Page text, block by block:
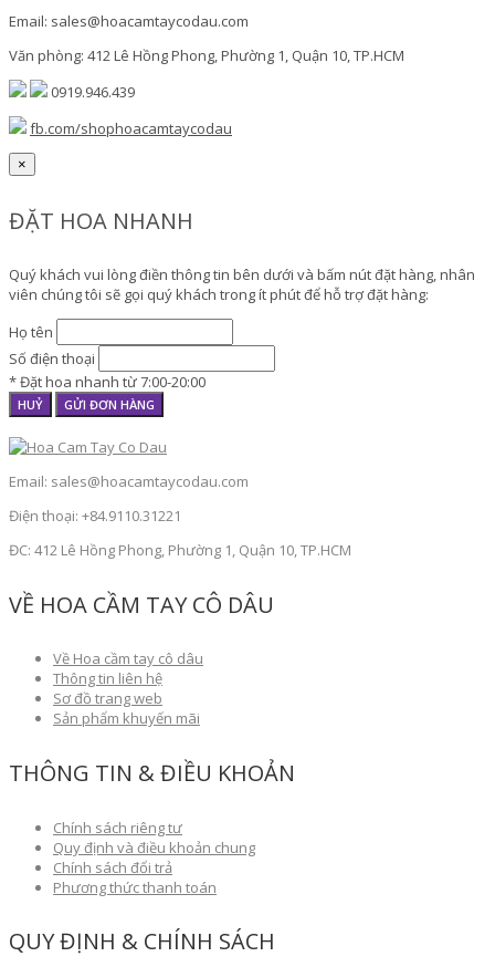
Email: sales@hoacamtaycodau.com
Văn phòng: 412 Lê Hồng Phong, Phường 1, Quận 10, TP.HCM
0919.946.439
fb.com/shophoacamtaycodau
×
ĐẶT HOA NHANH
Quý khách vui lòng điền thông tin bên dưới và bấm nút đặt hàng, nhân
viên chúng tôi sẽ gọi quý khách trong ít phút để hỗ trợ đặt hàng:
Họ tên
Số điện thoại
* Đặt hoa nhanh từ 7:00-20:00
HUỶ GỬI ĐƠN HÀNG
Email: sales@hoacamtaycodau.com
Điện thoại: +84.9110.31221
ĐC: 412 Lê Hồng Phong, Phường 1, Quận 10, TP.HCM
VỀ HOA CẦM TAY CÔ DÂU
Về Hoa cầm tay cô dâu
Thông tin liên hệ
Sơ đồ trang web
Sản phẩm khuyến mãi
THÔNG TIN & ĐIỀU KHOẢN
Chính sách riêng tư
Quy định và điều khoản chung
Chính sách đổi trả
Phương thức thanh toán
QUY ĐỊNH & CHÍNH SÁCH